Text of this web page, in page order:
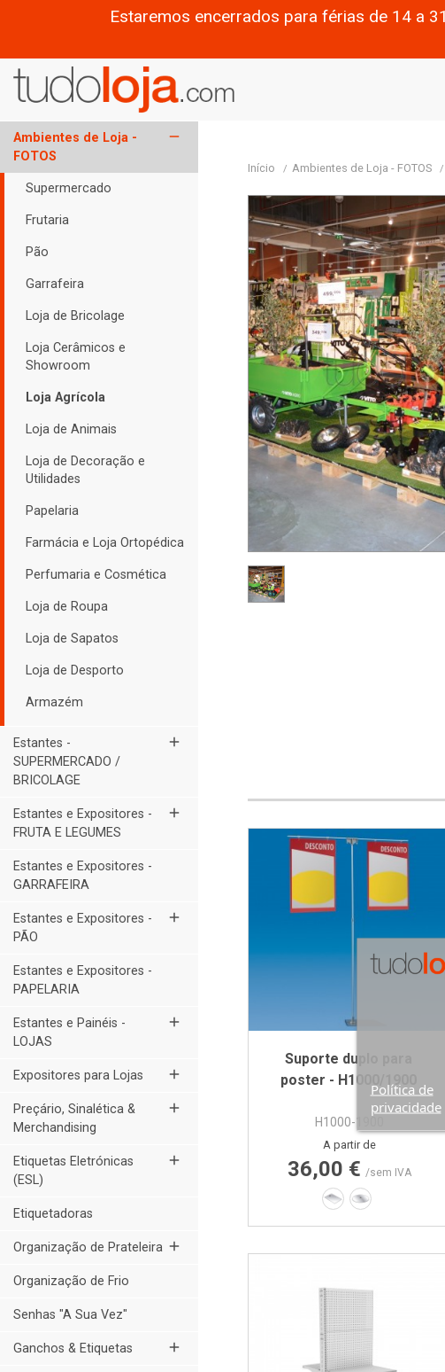
Estaremos encerrados para férias de 14 a
Ambientes de Loja -
FOTOS
remove
Supermercado
Frutaria
Pão
Garrafeira
Loja de Bricolage
Loja Cerâmicos e
Showroom
Loja Agrícola
Loja de Animais
Loja de Decoração e
Utilidades
Papelaria
Farmácia e Loja Ortopédica
Perfumaria e Cosmética
Loja de Roupa
Loja de Sapatos
Loja de Desporto
Armazém
Estantes -
SUPERMERCADO /
BRICOLAGE
add
Estantes e Expositores -
FRUTA E LEGUMES
add
Estantes e Expositores -
GARRAFEIRA
Estantes e Expositores -
PÃO
add
Estantes e Expositores -
PAPELARIA
Estantes e Painéis -
LOJAS
add
Expositores para Lojas add
Preçário, Sinalética &
Merchandising
add
Etiquetas Eletrónicas
(ESL)
add
Etiquetadoras
Organização de Prateleira add
Organização de Frio
Senhas "A Sua Vez"
Ganchos & Etiquetas add
Início Ambientes de Loja - FOTOS
Suporte duplo para
poster - H1000/1900
H1000-1900
Preço
A partir de
36,00 € /sem IVA
200 x 300 mm
Ø355 mm
Política de
privacidade